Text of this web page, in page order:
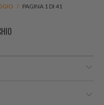
/ PAGINA 1 DI 41